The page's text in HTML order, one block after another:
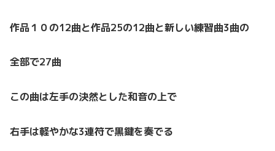
作品１０の12曲と作品25の12曲と新しい練習曲3曲の
全部で27曲
この曲は左手の決然とした和音の上で
右手は軽やかな3連符で黒鍵を奏でる